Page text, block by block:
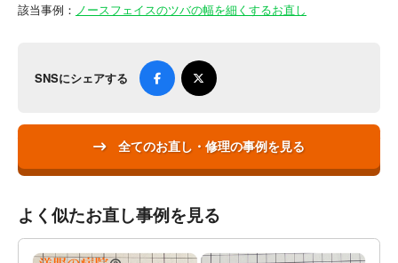
該当事例： ノースフェイスのツバの幅を細くするお直し
SNSにシェアする
全てのお直し・修理の事例を見る
よく似たお直し事例を見る